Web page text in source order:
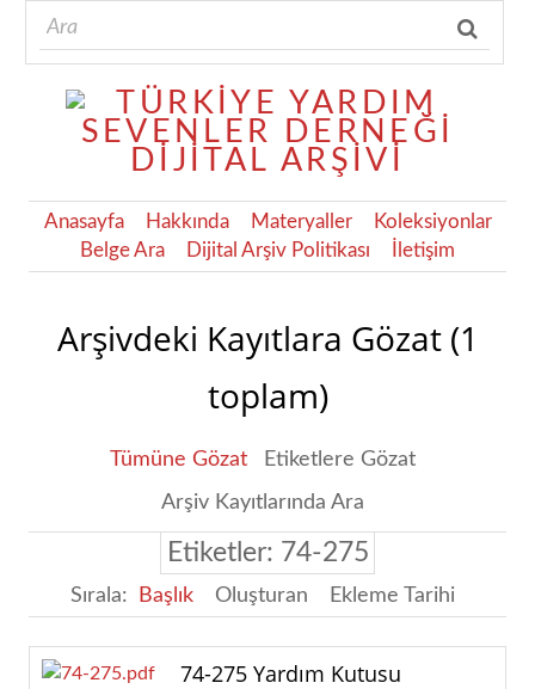
Anasayfa Hakkında Materyaller
Koleksiyonlar
Belge Ara
Dijital Arşiv Politikası İletişim
Arşivdeki Kayıtlara Gözat (1
toplam)
Tümüne Gözat
Etiketlere Gözat
Arşiv Kayıtlarında Ara
Etiketler: 74-275
Sırala: Başlık Oluşturan Ekleme Tarihi
74-275 Yardım Kutusu